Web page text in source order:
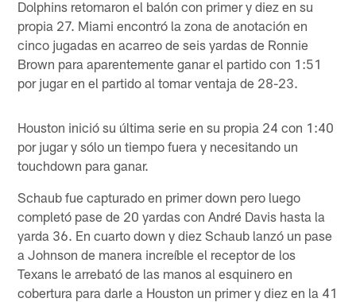
Dolphins retomaron el balón con primer y diez en su
propia 27. Miami encontró la zona de anotación en
cinco jugadas en acarreo de seis yardas de Ronnie
Brown para aparentemente ganar el partido con 1:51
por jugar en el partido al tomar ventaja de 28-23.
Houston inició su última serie en su propia 24 con 1:40
por jugar y sólo un tiempo fuera y necesitando un
touchdown para ganar.
Schaub fue capturado en primer down pero luego
completó pase de 20 yardas con André Davis hasta la
yarda 36. En cuarto down y diez Schaub lanzó un pase
a Johnson de manera increíble el receptor de los
Texans le arrebató de las manos al esquinero en
cobertura para darle a Houston un primer y diez en la 41